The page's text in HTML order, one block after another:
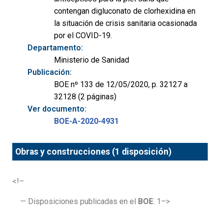
contengan digluconato de clorhexidina en
la situación de crisis sanitaria ocasionada
por el COVID-19.
Departamento:
Ministerio de Sanidad
Publicación:
BOE nº 133 de 12/05/2020, p. 32127 a
32128 (2 páginas)
Ver documento:
BOE-A-2020-4931
Obras y construcciones (1 disposición)
<!–
— Disposiciones publicadas en el BOE: 1–>